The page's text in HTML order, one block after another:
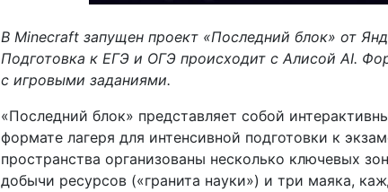
В Minecraft запущен проект «Последний блок» от
Подготовка к ЕГЭ и ОГЭ происходит с Алисой AI.
с игровыми заданиями.
«Последний блок» представляет собой
формате лагеря для интенсивной подготовки к
пространства организованы несколько ключевых
добычи ресурсов («гранита науки») и три маяка,